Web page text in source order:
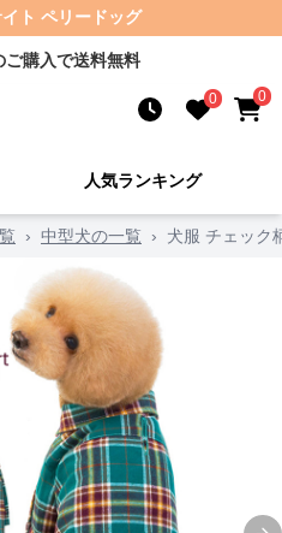
ト ペリードッグ
ご購入で送料無料
0 0
人気ランキング
› 中型犬の一覧 › 犬服 チェック